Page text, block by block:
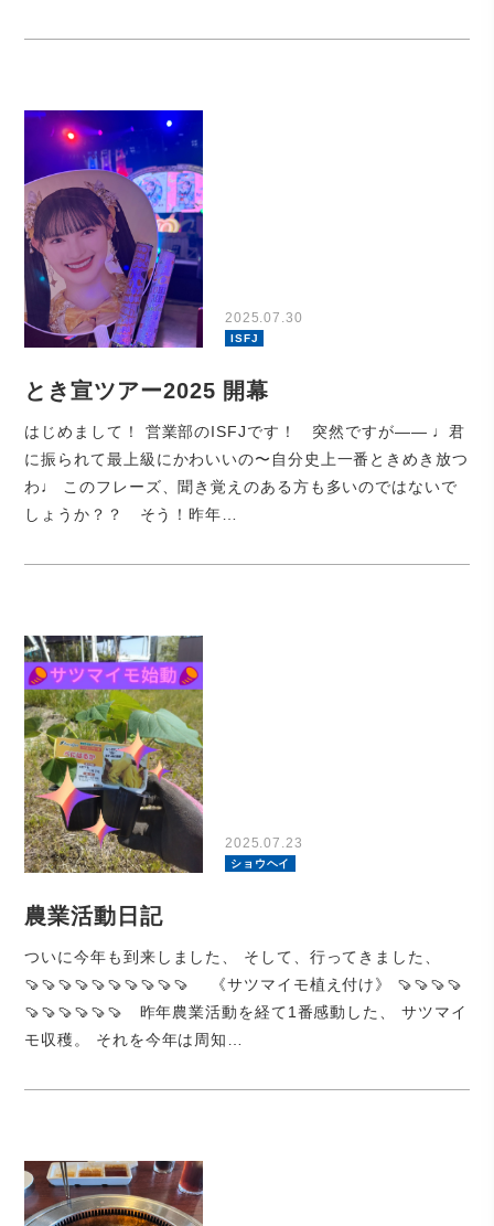
2025.07.30
ISFJ
とき宣ツアー2025 開幕
はじめまして！ 営業部のISFJです！ 突然ですが—— ♩君
に振られて最上級にかわいいの〜自分史上一番ときめき放つ
わ♩ このフレーズ、聞き覚えのある方も多いのではないで
しょうか？？ そう！昨年…
2025.07.23
ショウヘイ
農業活動日記
ついに今年も到来しました、 そして、行ってきました、
🍠🍠🍠🍠🍠🍠🍠🍠🍠🍠 《サツマイモ植え付け》 🍠🍠🍠🍠
🍠🍠🍠🍠🍠🍠 昨年農業活動を経て1番感動した、 サツマイ
モ収穫。 それを今年は周知…